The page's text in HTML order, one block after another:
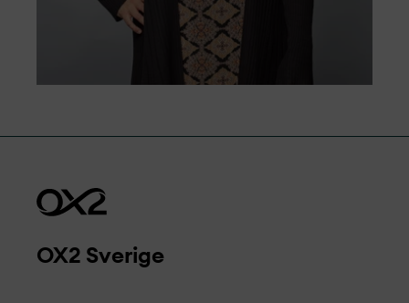
OX2 Sverige